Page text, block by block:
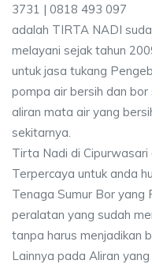
3731 | 0818 493 097
adalah TIRTA NADI
melayani sejak tahun
untuk jasa tukang
pompa air bersih dan bor
aliran mata air yang
sekitarnya.
Tirta Nadi di
Terpercaya untuk anda
Tenaga Sumur Bor yang
peralatan yang sudah
tanpa harus menjadikan
Lainnya pada Aliran